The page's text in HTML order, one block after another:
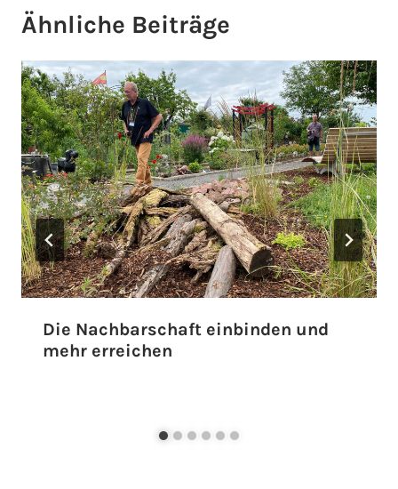
Ähnliche Beiträge
Die Nachbarschaft einbinden und
mehr erreichen